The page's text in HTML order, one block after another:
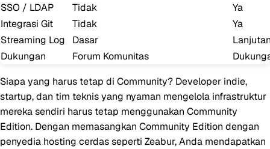
SSO / LDAP
Tidak
Ya
Integrasi Git
Tidak
Ya
Streaming Log
Dasar
Dukungan
Forum Komunitas
Siapa yang harus tetap di Community? Developer indie,
startup, dan tim teknis yang nyaman mengelola infrastruktur
mereka sendiri harus tetap menggunakan Community
Edition. Dengan memasangkan Community Edition dengan
penyedia hosting cerdas seperti Zeabur, Anda mendapatkan